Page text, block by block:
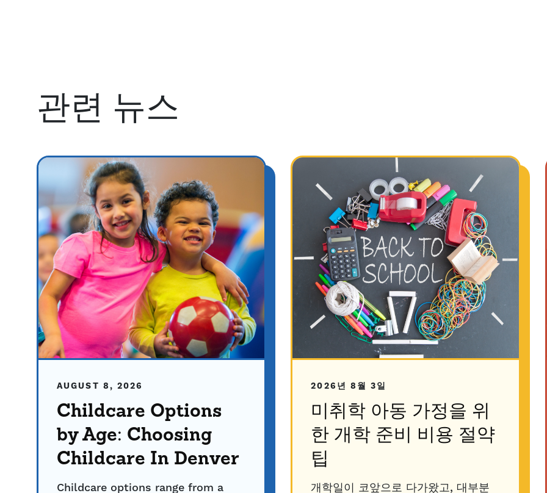
관련 뉴스
AUGUST 8, 2026
Childcare Options
by Age: Choosing
Childcare In Denver
Childcare options range from a
2026년 8월 3일
미취학 아동 가정을 위
한 개학 준비 비용 절약
팁
개학일이 코앞으로 다가왔고, 대부분